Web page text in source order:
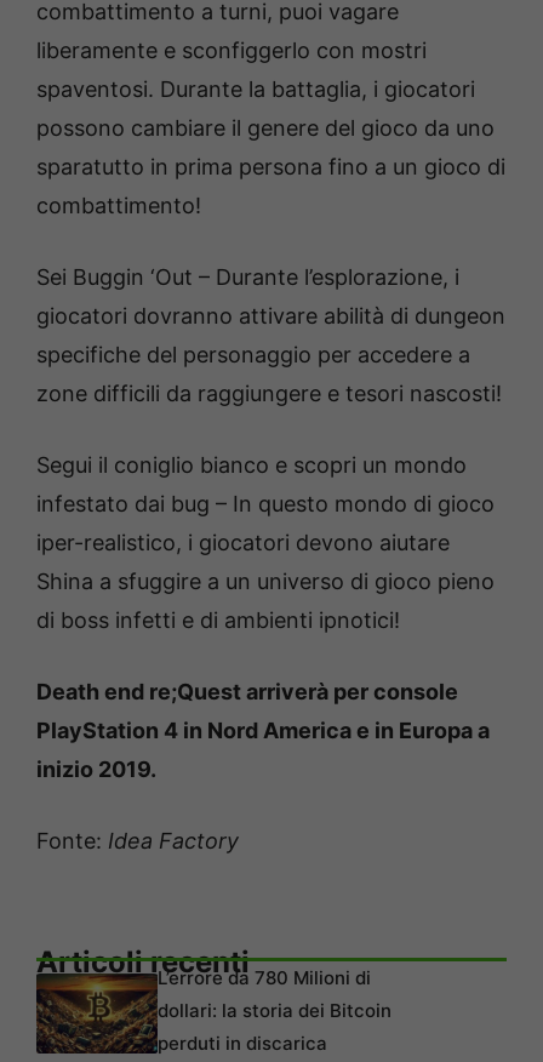
combattimento a turni, puoi vagare
liberamente e sconfiggerlo con mostri
spaventosi. Durante la battaglia, i giocatori
possono cambiare il genere del gioco da uno
sparatutto in prima persona fino a un gioco di
combattimento!
Sei Buggin ‘Out – Durante l’esplorazione, i
giocatori dovranno attivare abilità di dungeon
specifiche del personaggio per accedere a
zone difficili da raggiungere e tesori nascosti!
Segui il coniglio bianco e scopri un mondo
infestato dai bug – In questo mondo di gioco
iper-realistico, i giocatori devono aiutare
Shina a sfuggire a un universo di gioco pieno
di boss infetti e di ambienti ipnotici!
Death end re;Quest arriverà per console
PlayStation 4 in Nord America e in Europa a
inizio 2019.
Fonte: Idea Factory
Articoli recentiL’errore da 780 Milioni di
dollari: la storia dei Bitcoin
perduti in discarica